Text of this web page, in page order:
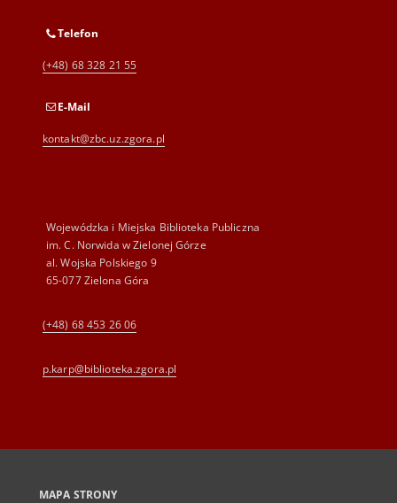
Telefon
(+48) 68 328 21 55
E-Mail
kontakt@zbc.uz.zgora.pl
Wojewódzka i Miejska Biblioteka Publiczna
im. C. Norwida w Zielonej Górze
al. Wojska Polskiego 9
65-077 Zielona Góra
(+48) 68 453 26 06
p.karp@biblioteka.zgora.pl
MAPA STRONY